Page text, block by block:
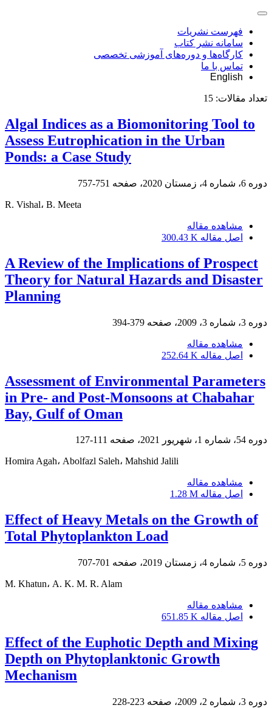
فهرست نشریات
سامانه نشر کتاب
کارگاه‌ها و دوره‌های آموزشی تخصصی
تماس با ما
English
تعداد مقالات: 15
Algal Indices as a Biomonitoring Tool to
Assess Eutrophication in the Urban
Ponds: a Case Study
دوره 6، شماره 4، زمستان 2020، صفحه 751-757
R. Vishal، B. Meeta
مشاهده مقاله
اصل مقاله 300.43 K
A Review of the Implications of Prospect
Theory for Natural Hazards and Disaster
Planning
دوره 3، شماره 3، 2009، صفحه 379-394
مشاهده مقاله
اصل مقاله 252.64 K
Assessment of Environmental Parameters
in Pre- and Post-Monsoons at Chabahar
Bay, Gulf of Oman
دوره 54، شماره 1، شهریور 2021، صفحه 111-127
Homira Agah، Abolfazl Saleh، Mahshid Jalili
مشاهده مقاله
اصل مقاله 1.28 M
Effect of Heavy Metals on the Growth of
Total Phytoplankton Load
دوره 5، شماره 4، زمستان 2019، صفحه 701-707
M. Khatun، A. K. M. R. Alam
مشاهده مقاله
اصل مقاله 651.85 K
Effect of the Euphotic Depth and Mixing
Depth on Phytoplanktonic Growth
Mechanism
دوره 3، شماره 2، 2009، صفحه 223-228